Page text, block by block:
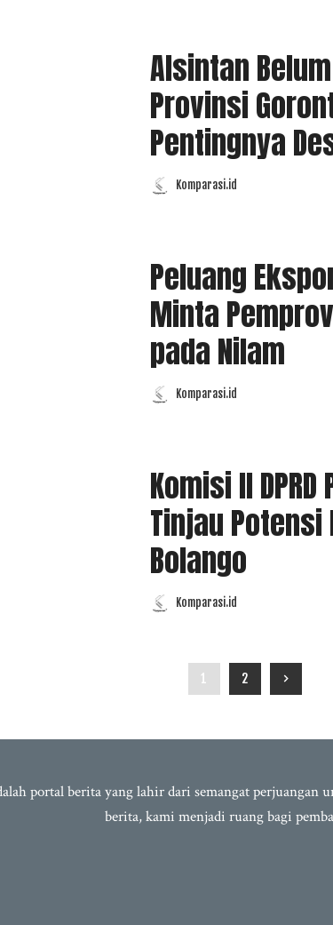
Alsintan
Provinsi
Pentingnya
PostedKomparasi.id
Peluang
Minta
pada Nilam
PostedKomparasi.id
Komisi II
Tinjau Potensi
Bolango
PostedKomparasi.id
1 2
portal berita yang lahir dari semangat
berita, kami menjadi ruang bagi